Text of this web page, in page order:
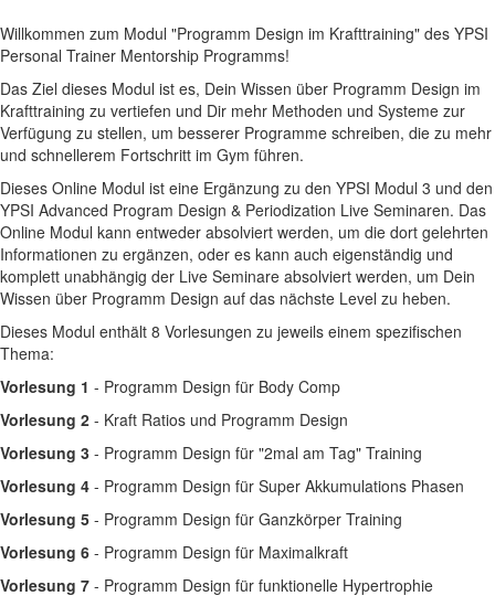
Willkommen zum Modul "Programm Design im Krafttraining" des YPSI
Personal Trainer Mentorship Programms!
Das Ziel dieses Modul ist es, Dein Wissen über Programm Design im
Krafttraining zu vertiefen und Dir mehr Methoden und Systeme zur
Verfügung zu stellen, um besserer Programme schreiben, die zu mehr
und schnellerem Fortschritt im Gym führen.
Dieses Online Modul ist eine Ergänzung zu den YPSI Modul 3 und den
YPSI Advanced Program Design & Periodization Live Seminaren. Das
Online Modul kann entweder absolviert werden, um die dort gelehrten
Informationen zu ergänzen, oder es kann auch eigenständig und
komplett unabhängig der Live Seminare absolviert werden, um Dein
Wissen über Programm Design auf das nächste Level zu heben.
Dieses Modul enthält 8 Vorlesungen zu jeweils einem spezifischen
Thema:
Vorlesung 1 - Programm Design für Body Comp
Vorlesung 2 - Kraft Ratios und Programm Design
Vorlesung 3 - Programm Design für "2mal am Tag" Training
Vorlesung 4 - Programm Design für Super Akkumulations Phasen
Vorlesung 5 - Programm Design für Ganzkörper Training
Vorlesung 6 - Programm Design für Maximalkraft
Vorlesung 7 - Programm Design für funktionelle Hypertrophie